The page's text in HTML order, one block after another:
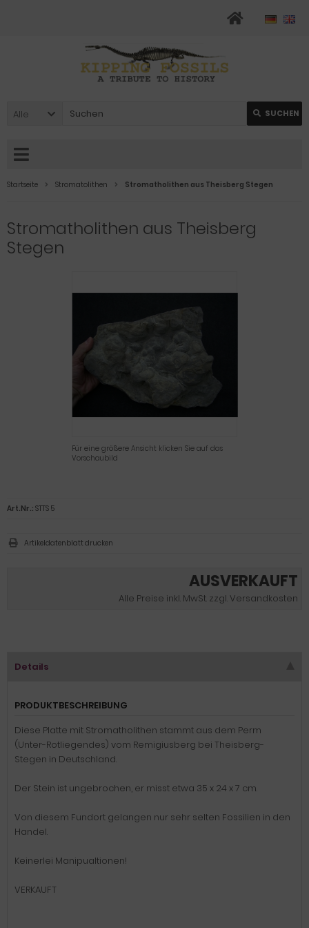
Alle SUCHEN
Startseite Stromatolithen Stromatholithen aus Theisberg Stegen
Stromatholithen aus Theisberg
Stegen
Für eine größere Ansicht klicken Sie auf das
Vorschaubild
AUSVERKAUFT
Alle Preise inkl. MwSt. zzgl. Versandkosten
Art.Nr.: STTS 5
Artikeldatenblatt drucken
Details
PRODUKTBESCHREIBUNG
Diese Platte mit Stromatholithen stammt aus dem Perm
(Unter-Rotliegendes) vom Remigiusberg bei Theisberg-
Stegen in Deutschland.
Der Stein ist ungebrochen, er misst etwa 35 x 24 x 7 cm.
Von diesem Fundort gelangen nur sehr selten Fossilien in den
Handel.
Keinerlei Manipualtionen!
VERKAUFT